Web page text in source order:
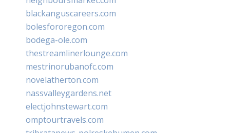
blackanguscareers.com
bolesfororegon.com
bodega-ole.com
thestreamlinerlounge.com
mestrinorubanofc.com
novelatherton.com
nassvalleygardens.net
electjohnstewart.com
omptourtravels.com